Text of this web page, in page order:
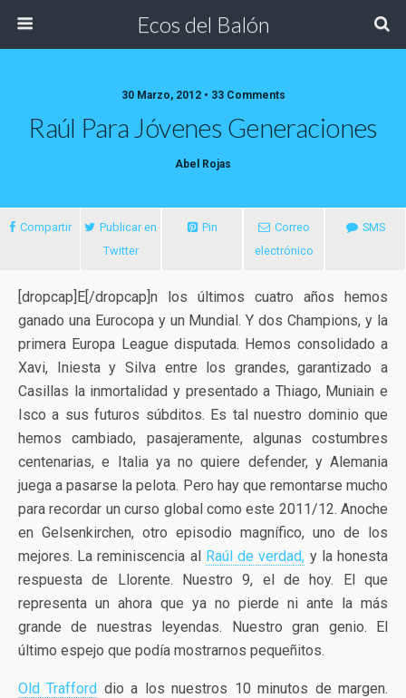
Ecos del Balón
30 Marzo, 2012 • 33 Comments
Raúl Para Jóvenes Generaciones
Abel Rojas
Compartir
Publicar en
Twitter
Pin
Correo
electrónico
SMS
[dropcap]E[/dropcap]n los últimos cuatro años hemos
ganado una Eurocopa y un Mundial. Y dos Champions, y la
primera Europa League disputada. Hemos consolidado a
Xavi, Iniesta y Silva entre los grandes, garantizado a
Casillas la inmortalidad y presentado a Thiago, Muniain e
Isco a sus futuros súbditos. Es tal nuestro dominio que
hemos cambiado, pasajeramente, algunas costumbres
centenarias, e Italia ya no quiere defender, y Alemania
juega a pasarse la pelota. Pero hay que remontarse mucho
para recordar un curso global como este 2011/12. Anoche
en Gelsenkirchen, otro episodio magnífico, uno de los
mejores. La reminiscencia al Raúl de verdad, y la honesta
respuesta de Llorente. Nuestro 9, el de hoy. El que
representa un ahora que ya no pierde ni ante la más
grande de nuestras leyendas. Nuestro gran genio. El
último espejo que podía mostrarnos pequeñitos.
Old Trafford dio a los nuestros 10 minutos de margen.